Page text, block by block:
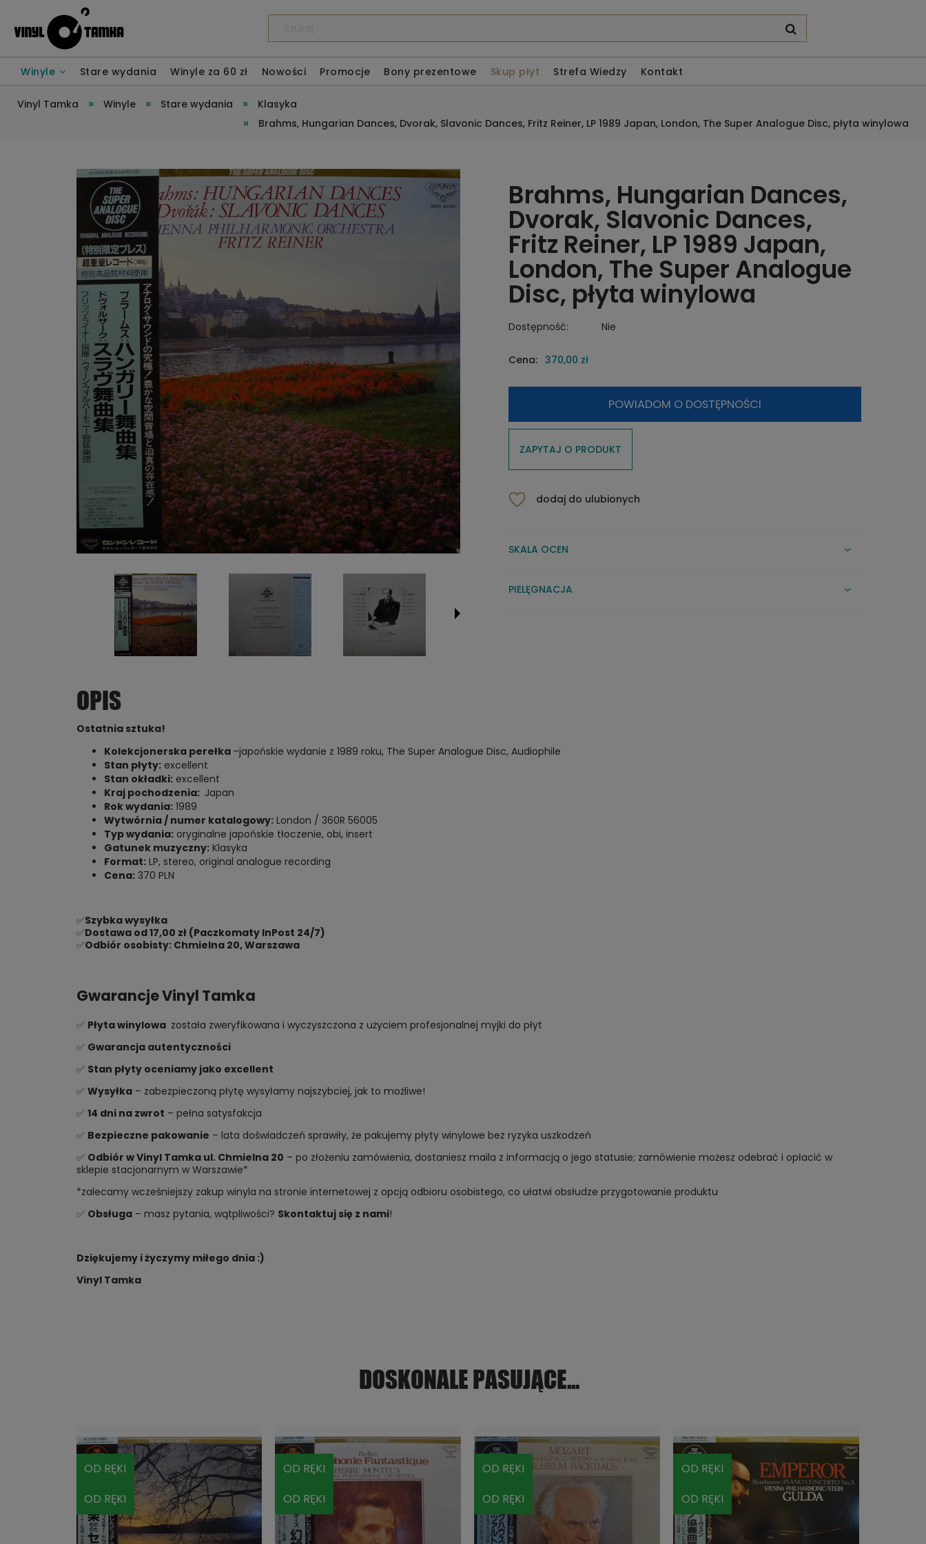
Winyle Stare wydania Winyle za 60 zł Nowości Promocje Bony prezentowe Skup płyt Strefa Wiedzy Kontakt
Vinyl Tamka » Winyle » Stare wydania » Klasyka
» Brahms, Hungarian Dances, Dvorak, Slavonic Dances, Fritz Reiner, LP 1989 Japan, London, The Super Analogue Disc, płyta winylowa
Brahms, Hungarian Dances,
Dvorak, Slavonic Dances,
Fritz Reiner, LP 1989 Japan,
London, The Super Analogue
Disc, płyta winylowa
Dostępność: Nie
Cena: 370,00 zł
POWIADOM O DOSTĘPNOŚCI
ZAPYTAJ O PRODUKT
dodaj do ulubionych
SKALA OCEN
PIELĘGNACJA
OPIS
Ostatnia sztuka!
Kolekcjonerska perełka –japońskie wydanie z 1989 roku, The Super Analogue Disc, Audiophile
Stan płyty:excellent
Stan okładki:excellent
Kraj pochodzenia: Japan
Rok wydania:1989
Wytwórnia / numer katalogowy:London / 360R 56005
Typ wydania:oryginalne japońskie tłoczenie, obi, insert
Gatunek muzyczny:Klasyka
Format:LP, stereo, original analogue recording
Cena:370 PLN
✅Szybka wysyłka
✅Dostawa od 17,00 zł (Paczkomaty InPost 24/7)
✅Odbiór osobisty: Chmielna 20, Warszawa
Gwarancje Vinyl Tamka
✅ Płyta winylowa została zweryfikowana i wyczyszczona z użyciem profesjonalnej myjki do płyt
✅ Gwarancja autentyczności
✅ Stan płyty oceniamy jako excellent
✅ Wysyłka– zabezpieczoną płytę wysyłamy najszybciej, jak to możliwe!
✅ 14 dni na zwrot – pełna satysfakcja
✅ Bezpieczne pakowanie – lata doświadczeń sprawiły, że pakujemy płyty winylowe bez ryzyka uszkodzeń
✅ Odbiór w Vinyl Tamka ul. Chmielna 20 – po złożeniu zamówienia, dostaniesz maila z informacją o jego statusie; zamówienie możesz odebrać i opłacić w
sklepie stacjonarnym w Warszawie*
*zalecamy wcześniejszy zakup winyla na stronie internetowej z opcją odbioru osobistego, co ułatwi obsłudze przygotowanie produktu
✅ Obsługa– masz pytania, wątpliwości? Skontaktuj się z nami!
Dziękujemy i życzymy miłego dnia :)
Vinyl Tamka
DOSKONALE PASUJĄCE...
OD RĘKI
OD RĘKI
OD RĘKI
OD RĘKI
OD RĘKI
OD RĘKI
OD RĘKI
OD RĘKI